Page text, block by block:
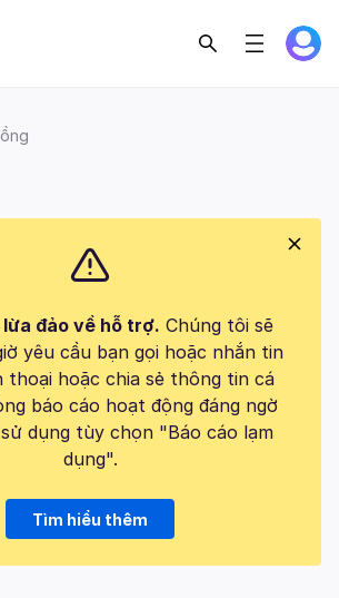
đảo về hỗ trợ. Chúng tôi sẽ
yêu cầu bạn gọi hoặc nhắn tin
thoại hoặc chia sẻ thông tin cá
báo cáo hoạt động đáng ngờ
dụng tùy chọn "Báo cáo lạm
dụng".
Tìm hiểu thêm